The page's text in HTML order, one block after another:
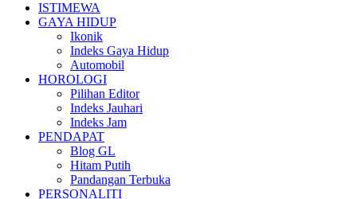
ISTIMEWA
GAYA HIDUP
Ikonik
Indeks Gaya Hidup
Automobil
HOROLOGI
Pilihan Editor
Indeks Jauhari
Indeks Jam
PENDAPAT
Blog GL
Hitam Putih
Pandangan Terbuka
PERSONALITI